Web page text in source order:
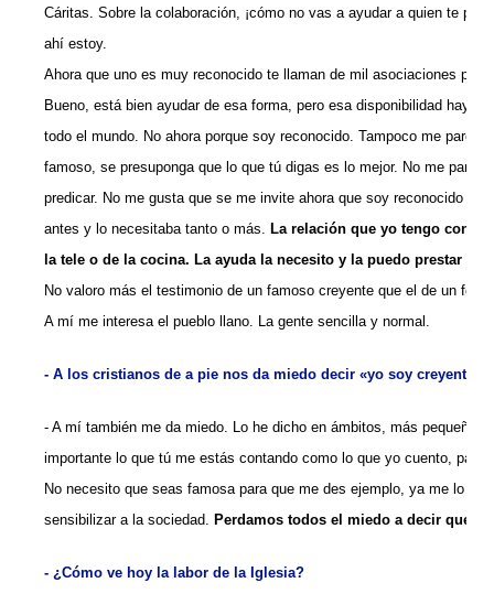
Cáritas. Sobre la colaboración, ¡cómo no vas a ayudar a quien te
ahí estoy.
Ahora que uno es muy reconocido te llaman de mil asociaciones
Bueno, está bien ayudar de esa forma, pero esa disponibilidad hay
todo el mundo. No ahora porque soy reconocido. Tampoco me
famoso, se presuponga que lo que tú digas es lo mejor. No me
predicar. No me gusta que se me invite ahora que soy reconocido
antes y lo necesitaba tanto o más.
La relación que yo tengo con
la tele o de la cocina. La ayuda la necesito y la puedo prestar
No valoro más el testimonio de un famoso creyente que el de un
A mí me interesa el pueblo llano. La gente sencilla y normal.
- A los cristianos de a pie nos da miedo decir «yo soy creyente».
- A mí también me da miedo. Lo he dicho en ámbitos, más
importante lo que tú me estás contando como lo que yo cuento, para
No necesito que seas famosa para que me des ejemplo, ya me lo
sensibilizar a la sociedad.
Perdamos todos el miedo a decir que
- ¿Cómo ve hoy la labor de la Iglesia?